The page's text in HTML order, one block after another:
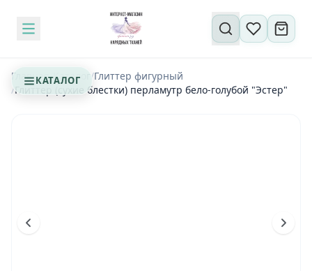
КАТАЛОГ
Поиск по сайту
Главная/Каталог/Глиттер фигурный
/Глиттер (сухие блестки) перламутр бело-голубой "Эстер"